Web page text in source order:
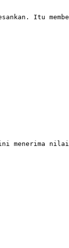
Itu
ini menerima